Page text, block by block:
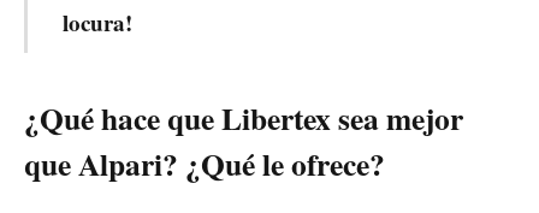
locura!
¿Qué hace que Libertex sea mejor
que Alpari? ¿Qué le ofrece?